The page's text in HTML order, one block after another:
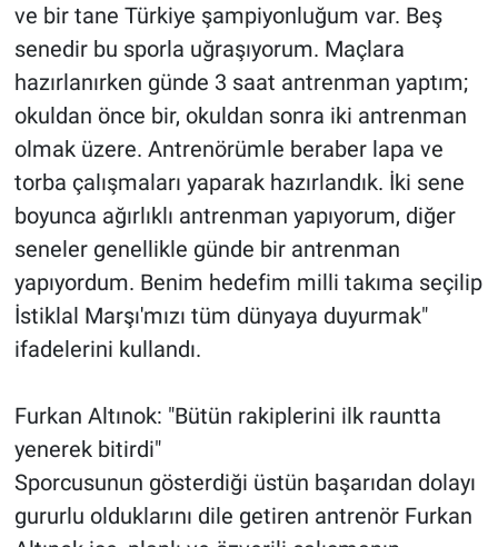
ve bir tane Türkiye şampiyonluğum var. Beş
senedir bu sporla uğraşıyorum. Maçlara
hazırlanırken günde 3 saat antrenman yaptım;
okuldan önce bir, okuldan sonra iki antrenman
olmak üzere. Antrenörümle beraber lapa ve
torba çalışmaları yaparak hazırlandık. İki sene
boyunca ağırlıklı antrenman yapıyorum, diğer
seneler genellikle günde bir antrenman
yapıyordum. Benim hedefim milli takıma seçilip
İstiklal Marşı'mızı tüm dünyaya duyurmak"
ifadelerini kullandı.
Furkan Altınok: "Bütün rakiplerini ilk rauntta
yenerek bitirdi"
Sporcusunun gösterdiği üstün başarıdan dolayı
gururlu olduklarını dile getiren antrenör Furkan